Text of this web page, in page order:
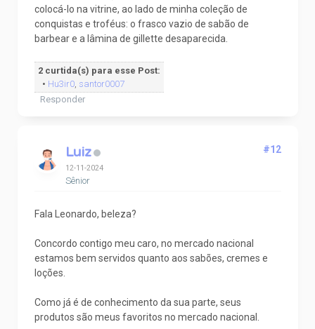
colocá-lo na vitrine, ao lado de minha coleção de
conquistas e troféus: o frasco vazio de sabão de
barbear e a lâmina de gillette desaparecida.
2 curtida(s) para esse Post:
• Hu3ir0, santor0007
Responder
Luiz
12-11-2024
Sênior
#12
Fala Leonardo, beleza?
Concordo contigo meu caro, no mercado nacional
estamos bem servidos quanto aos sabões, cremes e
loções.
Como já é de conhecimento da sua parte, seus
produtos são meus favoritos no mercado nacional.